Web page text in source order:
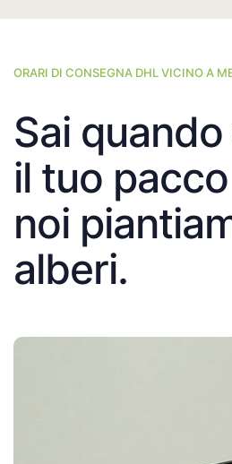
ORARI DI CONSEGNA DHL VICINO A
Sai
il tuo
noi
alberi.